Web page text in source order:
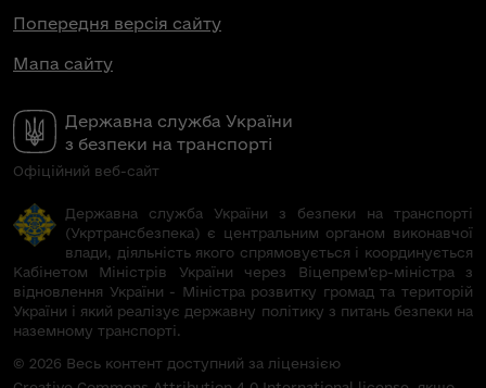
Державна служба України
з безпеки на транспорті
Офіційний веб-сайт
Попередня версія сайту
Мапа сайту
Державна служба України з безпеки на транспорті
(Укртрансбезпека) є центральним органом виконавчої
влади, діяльність якого спрямовується і координується
Кабінетом Міністрів України через Віцепрем’єр-міністра з
відновлення України - Міністра розвитку громад та територій
України і який реалізує державну політику з питань безпеки на
наземному транспорті.
© 2026 Весь контент доступний за ліцензією